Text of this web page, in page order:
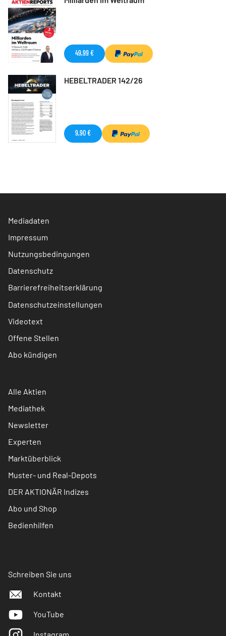
49,99 €
HEBELTRADER 142/26
9,90 €
Mediadaten
Impressum
Nutzungsbedingungen
Datenschutz
Barrierefreiheitserklärung
Datenschutzeinstellungen
Videotext
Offene Stellen
Abo kündigen
Alle Aktien
Mediathek
Newsletter
Experten
Marktüberblick
Muster- und Real-Depots
DER AKTIONÄR Indizes
Abo und Shop
Bedienhilfen
Schreiben Sie uns
Kontakt
YouTube